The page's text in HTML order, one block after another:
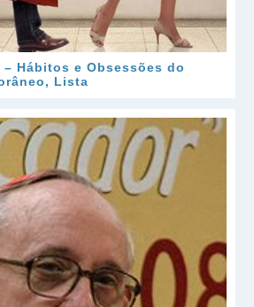
Hábitos e Obsessões do
Lista